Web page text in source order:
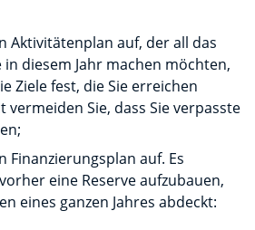
Aktivitätenplan auf, der all das
in diesem Jahr machen möchten,
Ziele fest, die Sie erreichen
vermeiden Sie, dass Sie verpasste
Finanzierungsplan auf. Es
eine Reserve aufzubauen,
eines ganzen Jahres abdeckt: